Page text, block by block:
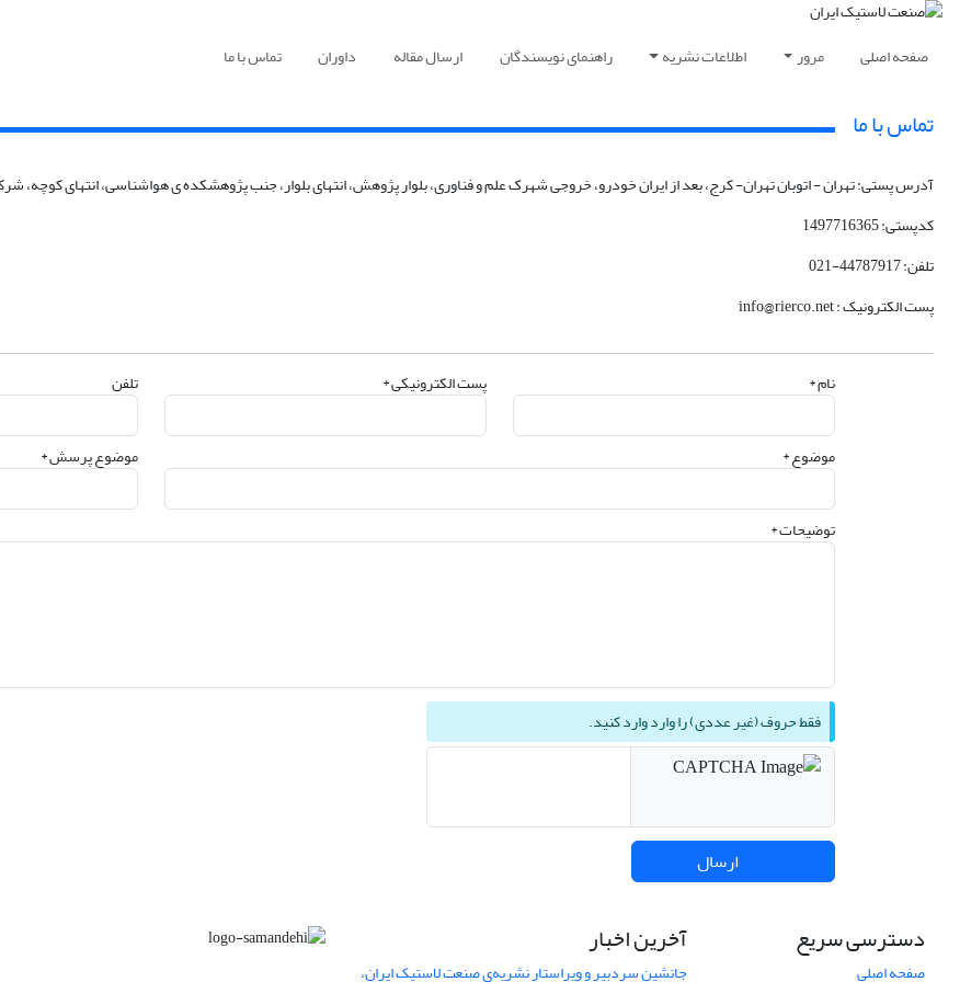
صفحه اصلی مرور اطلاعات نشریه راهنمای نویسندگان ارسال مقاله داوران تماس با ما
تماس با ما
آدرس پستی: تهران - اتوبان تهران- کرج، بعد از ایران خودرو، خروجی شهرک علم و فناوری، بلوار پژوهش، انتهای بلوار، جنب پژوهشکده ی هواشناسی، انتهای
کدپستی: 1497716365
تلفن: 44787917-021
پست الکترونیک : info@rierco.net
نام * پست الکترونیکی * تلفن
موضوع * موضوع پرسش *
توضیحات *
فقط حروف (غیر عددی) را وارد وارد کنید.
ارسال
دسترسی سریع
صفحه اصلی
آخرین اخبار
جانشین سردبیر و ویراستار نشریه‌ی صنعت لاستیک ایران،